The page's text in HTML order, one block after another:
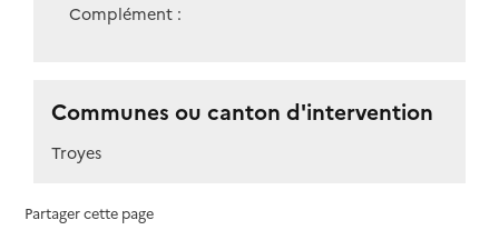
Complément :
Communes ou canton d'intervention
Troyes
Partager cette page